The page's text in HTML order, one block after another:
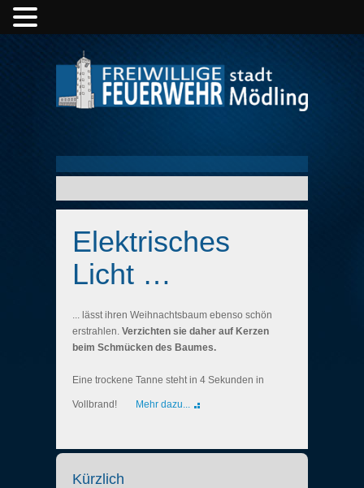
Elektrisches
Licht …
... lässt ihren Weihnachtsbaum ebenso schön
erstrahlen. Verzichten sie daher auf Kerzen
beim Schmücken des Baumes.
Eine trockene Tanne steht in 4 Sekunden in
Vollbrand! Mehr dazu...
Kürzlich